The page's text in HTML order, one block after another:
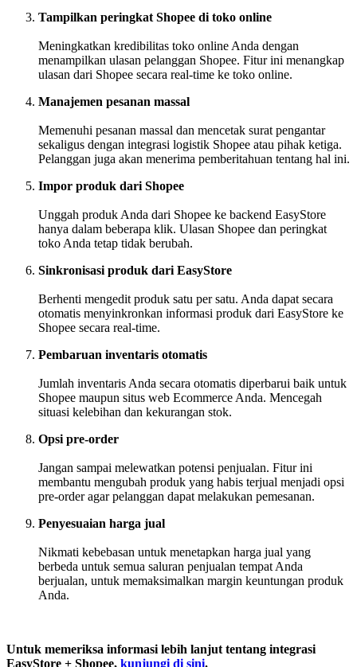
Tampilkan peringkat Shopee di toko online
Meningkatkan kredibilitas toko online Anda dengan
menampilkan ulasan pelanggan Shopee. Fitur ini menangkap
ulasan dari Shopee secara real-time ke toko online.
Manajemen pesanan massal
Memenuhi pesanan massal dan mencetak surat pengantar
sekaligus dengan integrasi logistik Shopee atau pihak ketiga.
Pelanggan juga akan menerima pemberitahuan tentang hal ini.
Impor produk dari Shopee
Unggah produk Anda dari Shopee ke backend EasyStore
hanya dalam beberapa klik. Ulasan Shopee dan peringkat
toko Anda tetap tidak berubah.
Sinkronisasi produk dari EasyStore
Berhenti mengedit produk satu per satu. Anda dapat secara
otomatis menyinkronkan informasi produk dari EasyStore ke
Shopee secara real-time.
Pembaruan inventaris otomatis
Jumlah inventaris Anda secara otomatis diperbarui baik untuk
Shopee maupun situs web Ecommerce Anda. Mencegah
situasi kelebihan dan kekurangan stok.
Opsi pre-order
Jangan sampai melewatkan potensi penjualan. Fitur ini
membantu mengubah produk yang habis terjual menjadi opsi
pre-order agar pelanggan dapat melakukan pemesanan.
Penyesuaian harga jual
Nikmati kebebasan untuk menetapkan harga jual yang
berbeda untuk semua saluran penjualan tempat Anda
berjualan, untuk memaksimalkan margin keuntungan produk
Anda.
Untuk memeriksa informasi lebih lanjut tentang integrasi
EasyStore + Shopee, kunjungi di sini.